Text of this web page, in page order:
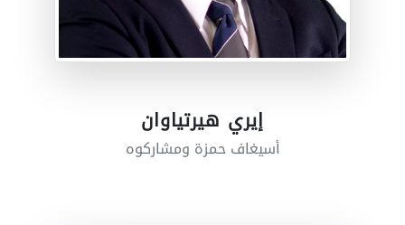
إيري هيرتياوان
أسيغاف حمزة ومشاركوه